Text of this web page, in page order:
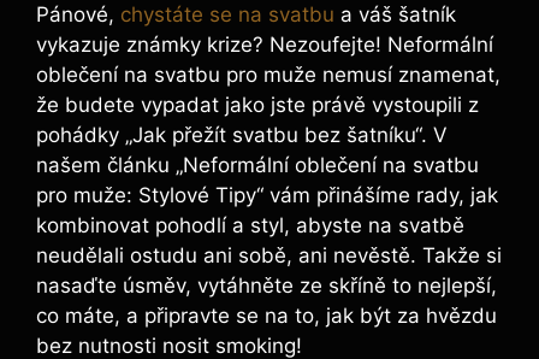
Pánové, chystáte se na svatbu a váš šatník⁢
vykazuje známky krize? ​Nezoufejte! Neformální
⁤oblečení na svatbu pro muže nemusí znamenat,
že budete ​vypadat ⁣jako jste právě vystoupili z
pohádky „Jak přežít svatbu bez⁣ šatníku“. V
našem článku „Neformální oblečení na svatbu‍
pro muže: ​Stylové⁤ Tipy“ vám přinášíme rady, jak
kombinovat pohodlí a styl, abyste na svatbě
neudělali ostudu ‌ani sobě, ani nevěstě. Takže si
nasaďte úsměv,⁣ vytáhněte ze skříně to nejlepší,
co máte, a ‍připravte se na to,⁢ jak⁢ být ⁣za hvězdu
bez ⁤nutnosti nosit smoking!